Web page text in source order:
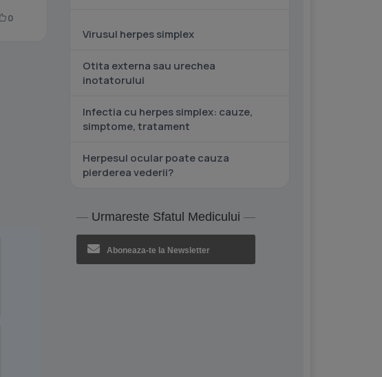
0
Virusul herpes simplex
Otita externa sau urechea
inotatorului
Infectia cu herpes simplex: cauze,
simptome, tratament
Herpesul ocular poate cauza
pierderea vederii?
Urmareste Sfatul Medicului
Aboneaza-te la Newsletter